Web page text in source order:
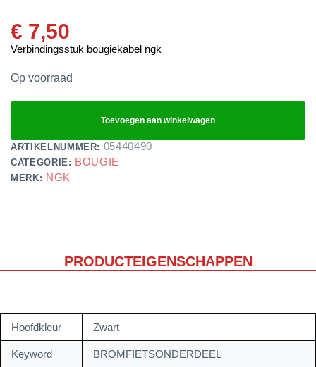
€ 7,50
Verbindingsstuk bougiekabel ngk
Op voorraad
Toevoegen aan winkelwagen
ARTIKELNUMMER: 05440490
CATEGORIE: BOUGIE
MERK: NGK
PRODUCTEIGENSCHAPPEN
Hoofdkleur Zwart
Keyword BROMFIETSONDERDEEL